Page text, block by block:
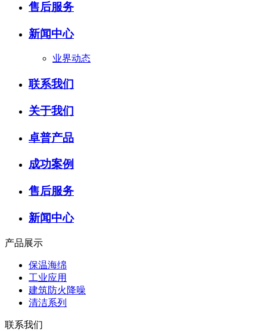
售后服务
新闻中心
业界动态
联系我们
关于我们
卓普产品
成功案例
售后服务
新闻中心
产品展示
保温海绵
工业应用
建筑防火降噪
清洁系列
联系我们